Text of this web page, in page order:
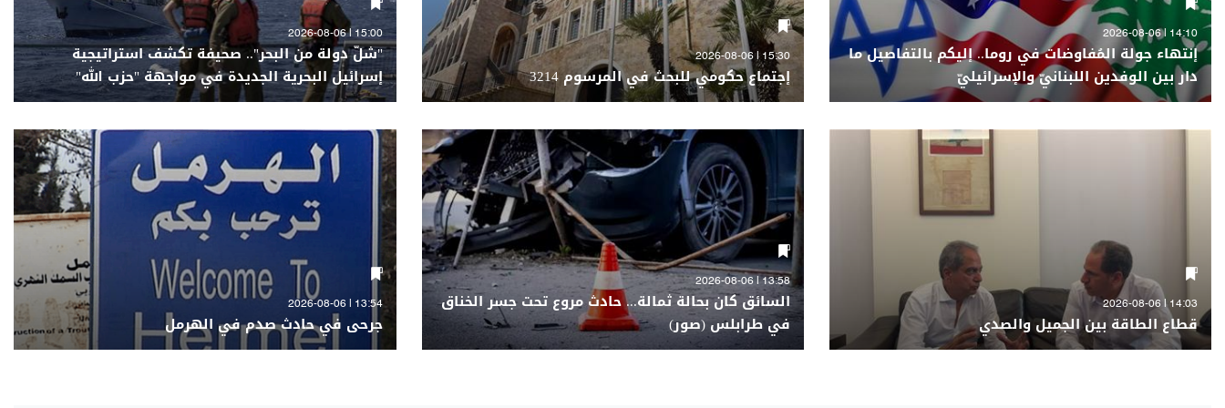
14:10 | 2026-08-06
إنتهاء جولة المُفاوضات في روما.. إليكم بالتفاصيل ما
دار بين الوفدين اللبنانيّ والإسرائيليّ
15:30 | 2026-08-06
إجتماع حكومي للبحث في المرسوم 3214
15:00 | 2026-08-06
"شلّ دولة من البحر".. صحيفة تكشف استراتيجية
إسرائيل البحرية الجديدة في مواجهة "حزب الله"
14:03 | 2026-08-06
قطاع الطاقة بين الجميل والصدي
13:58 | 2026-08-06
السائق كان بحالة ثمالة... حادث مروع تحت جسر الخناق
في طرابلس (صور)
13:54 | 2026-08-06
جرحى في حادث صدم في الهرمل